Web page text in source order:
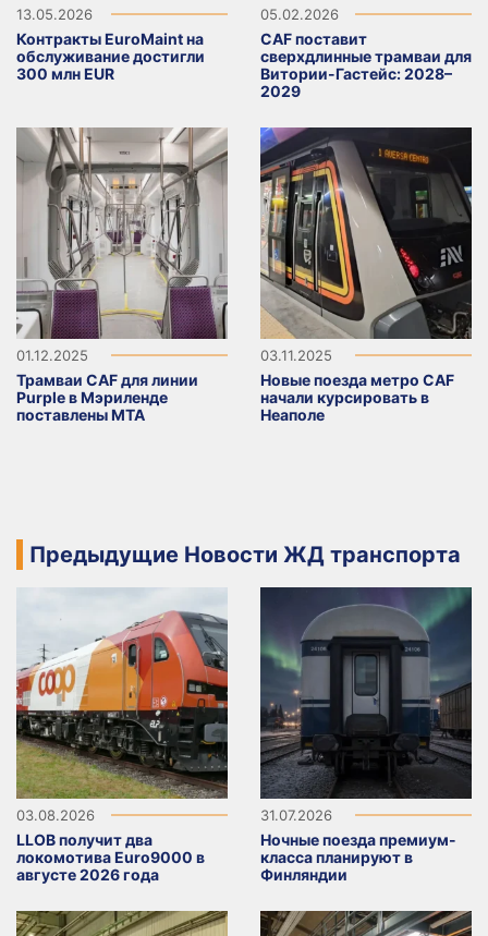
13.05.2026
Контракты EuroMaint на
обслуживание достигли
300 млн EUR
05.02.2026
CAF поставит
сверхдлинные трамваи для
Витории-Гастейс: 2028–
2029
01.12.2025
Трамваи CAF для линии
Purple в Мэриленде
поставлены MTA
03.11.2025
Новые поезда метро CAF
начали курсировать в
Неаполе
Предыдущие Новости ЖД транспорта
03.08.2026
LLOB получит два
локомотива Euro9000 в
августе 2026 года
31.07.2026
Ночные поезда премиум-
класса планируют в
Финляндии